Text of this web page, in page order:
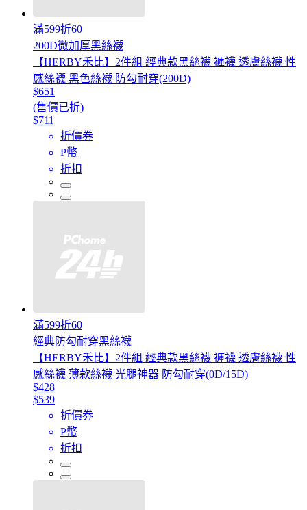
滿599折60
200D微加厚黑絲襪
【HERBY禾比】2件組 經典款黑絲襪 褲襪 透膚絲襪 性
感絲襪 黑色絲襪 防勾耐穿(200D)
$651
(售價已折)
$711
折價券
P幣
折扣
滿599折60
經典防勾耐穿黑絲襪
【HERBY禾比】2件組 經典款黑絲襪 褲襪 透膚絲襪 性
感絲襪 薄款絲襪 光腿神器 防勾耐穿(0D/15D)
$428
$539
折價券
P幣
折扣